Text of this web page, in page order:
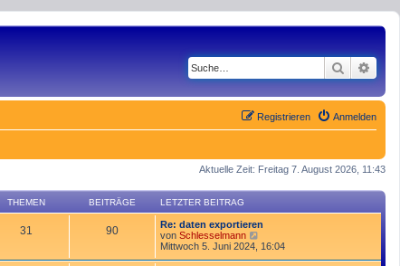
Suche
Anmelden
Registrieren
Aktuelle Zeit: Freitag 7. August 2026, 11:43
THEMEN BEITRÄGE LETZTER BEITRAG
31 90
Re: daten exportieren
von Schlesselmann
e
Mittwoch 5. Juni 2024, 16:04